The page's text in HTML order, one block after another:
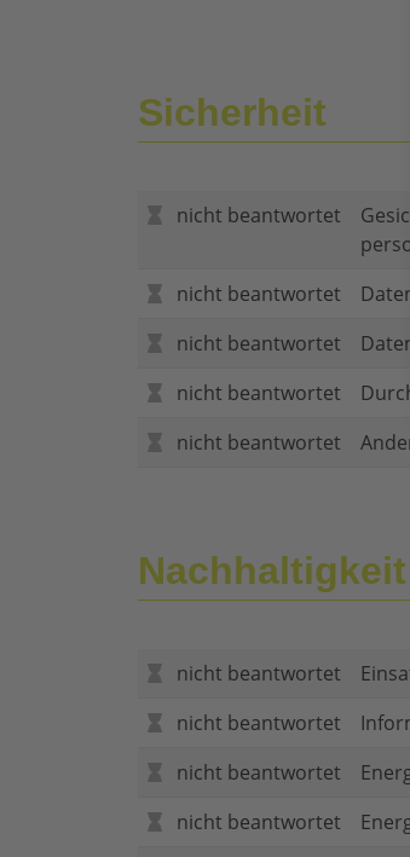
Sicherheit
nicht beantwortet
nicht beantwortet
nicht beantwortet
nicht beantwortet
nicht beantwortet
Nachhaltigkeit
nicht beantwortet
nicht beantwortet
nicht beantwortet
nicht beantwortet